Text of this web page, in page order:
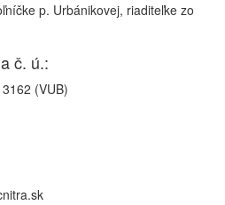
p. Urbánikovej, riaditeľke zo
č. ú.:
(VUB)